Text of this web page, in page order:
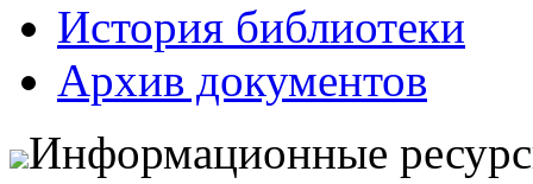
История библиотеки
Архив документов
Информационные